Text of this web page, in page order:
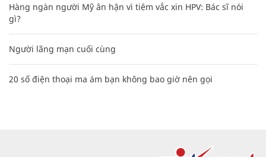
Hàng ngàn người Mỹ ân hận vì tiêm vắc xin HPV: Bác sĩ nói
gì?
Người lãng mạn cuối cùng
20 số điện thoại ma ám bạn không bao giờ nên gọi